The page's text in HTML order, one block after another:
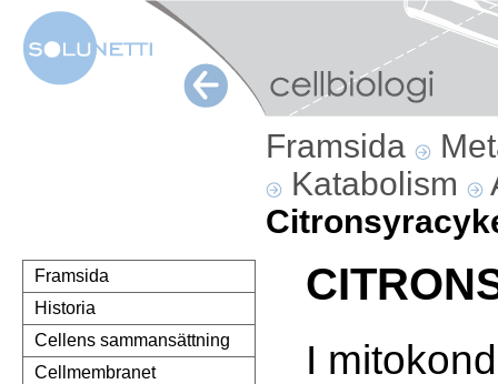
Framsida
Katabolism
Framsida
Historia
Cellens sammansättning
Cellmembranet
I